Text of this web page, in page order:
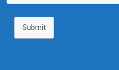
Submit